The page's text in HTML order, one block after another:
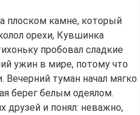
плоском камне, который
орехи, Кувшинка
пробовал сладкие
ужин в мире, потому что
Вечерний туман начал мягко
берег белым одеялом.
друзей и понял: неважно,